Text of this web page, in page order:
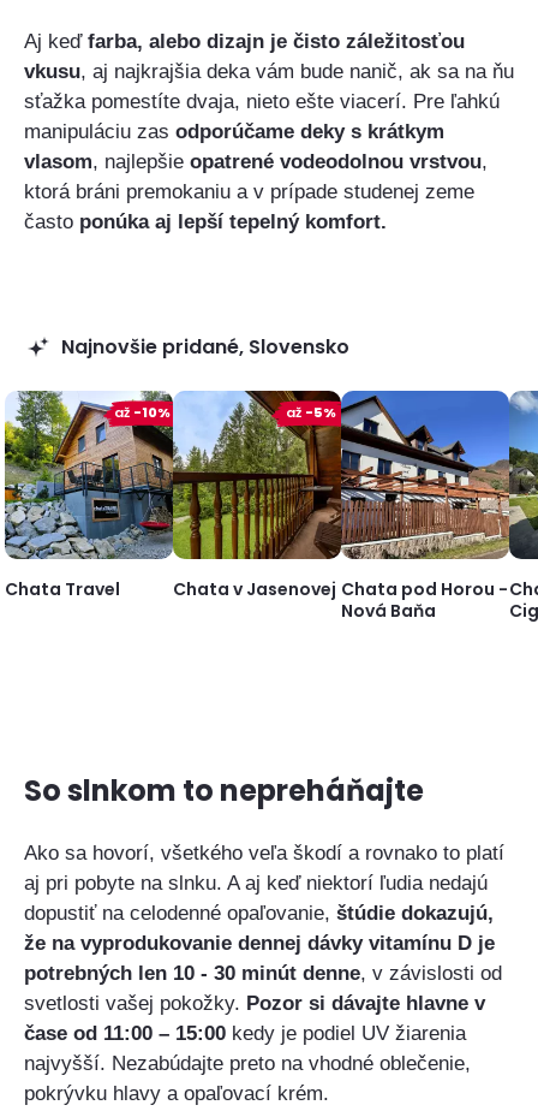
Aj keď farba, alebo dizajn je čisto záležitosťou
vkusu, aj najkrajšia deka vám bude nanič, ak sa na ňu
sťažka pomestíte dvaja, nieto ešte viacerí. Pre ľahkú
manipuláciu zas odporúčame deky s krátkym
vlasom, najlepšie opatrené vodeodolnou vrstvou,
ktorá bráni premokaniu a v prípade studenej zeme
často ponúka aj lepší tepelný komfort.
Najnovšie pridané, Slovensko
Chata Travel
až -10%
Chata v Jasenovej
až -5%
Chata pod Horou -
Nová Baňa
So slnkom to nepreháňajte
Ako sa hovorí, všetkého veľa škodí a rovnako to platí
aj pri pobyte na slnku. A aj keď niektorí ľudia nedajú
dopustiť na celodenné opaľovanie, štúdie dokazujú,
že na vyprodukovanie dennej dávky vitamínu D je
potrebných len 10 - 30 minút denne, v závislosti od
svetlosti vašej pokožky. Pozor si dávajte hlavne v
čase od 11:00 – 15:00 kedy je podiel UV žiarenia
najvyšší. Nezabúdajte preto na vhodné oblečenie,
pokrývku hlavy a opaľovací krém.